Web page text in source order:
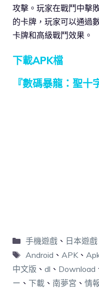
攻擊。玩家在戰鬥中擊
的卡牌，玩家可以通過
卡牌和高級戰鬥效果。
下載APK檔
『數碼暴龍：聖十
手機遊戲、 日本遊戲
Android 、 APK、
中文版 、 dl 、 Download
ー 、 下載 、 南夢宮 、 情